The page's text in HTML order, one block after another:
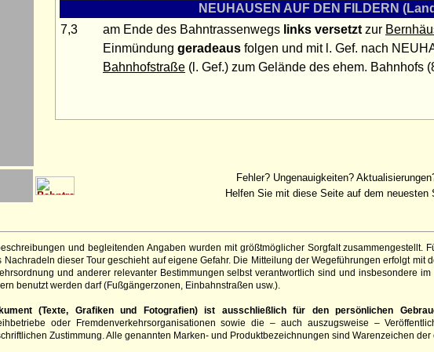
NEUHAUSEN AUF DEN FILDERN
7,3
am Ende des Bahntrassenwegs links versetzt zur
Einmündung geradeaus folgen und mit l. Gef. nach
Bahnhofstraße (l. Gef.) zum Gelände des ehem. Bahnhofs
Fehler? Ungenauigkeiten?
Helfen Sie mit diese Seite auf dem neuesten
und begleitenden Angaben wurden mit größtmöglicher Sorgfalt zusammengestellt.
Nachradeln dieser Tour geschieht auf eigene Gefahr. Die Mitteilung der Wegeführungen erfolgt
und anderer relevanter Bestimmungen selbst verantwortlich sind und insbesondere
benutzt werden darf (Fußgängerzonen, Einbahnstraßen usw.).
(Texte, Grafiken und Fotografien) ist ausschließlich für den persönlichen
oder Fremdenverkehrsorganisationen sowie die – auch auszugsweise –
Zustimmung. Alle genannten Marken- und Produktbezeichnungen sind Warenzeichen